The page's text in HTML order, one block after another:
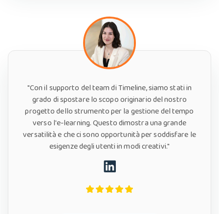
"Con il supporto del team di Timeline, siamo stati in
grado di spostare lo scopo originario del nostro
progetto dello strumento per la gestione del tempo
verso l'e-learning. Questo dimostra una grande
versatilità e che ci sono opportunità per soddisfare le
esigenze degli utenti in modi creativi."